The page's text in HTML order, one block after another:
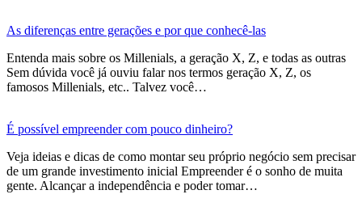
As diferenças entre gerações e por que conhecê-las
Entenda mais sobre os Millenials, a geração X, Z, e todas as outras
Sem dúvida você já ouviu falar nos termos geração X, Z, os
famosos Millenials, etc.. Talvez você…
É possível empreender com pouco dinheiro?
Veja ideias e dicas de como montar seu próprio negócio sem precisar
de um grande investimento inicial Empreender é o sonho de muita
gente. Alcançar a independência e poder tomar…